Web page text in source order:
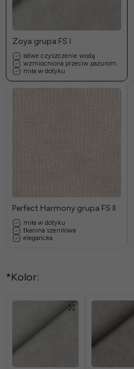
Zoya grupa FS I
łatwe czyszczenie wodą
wzmiocniona przeciw pazurom
miła w dotyku
Perfect Harmony grupa FS II
miła w dotyku
tkanina szenilowa
elegancka
*Kolor: